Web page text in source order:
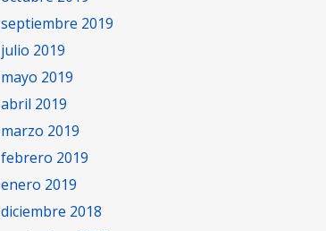
septiembre 2019
julio 2019
mayo 2019
abril 2019
marzo 2019
febrero 2019
enero 2019
diciembre 2018